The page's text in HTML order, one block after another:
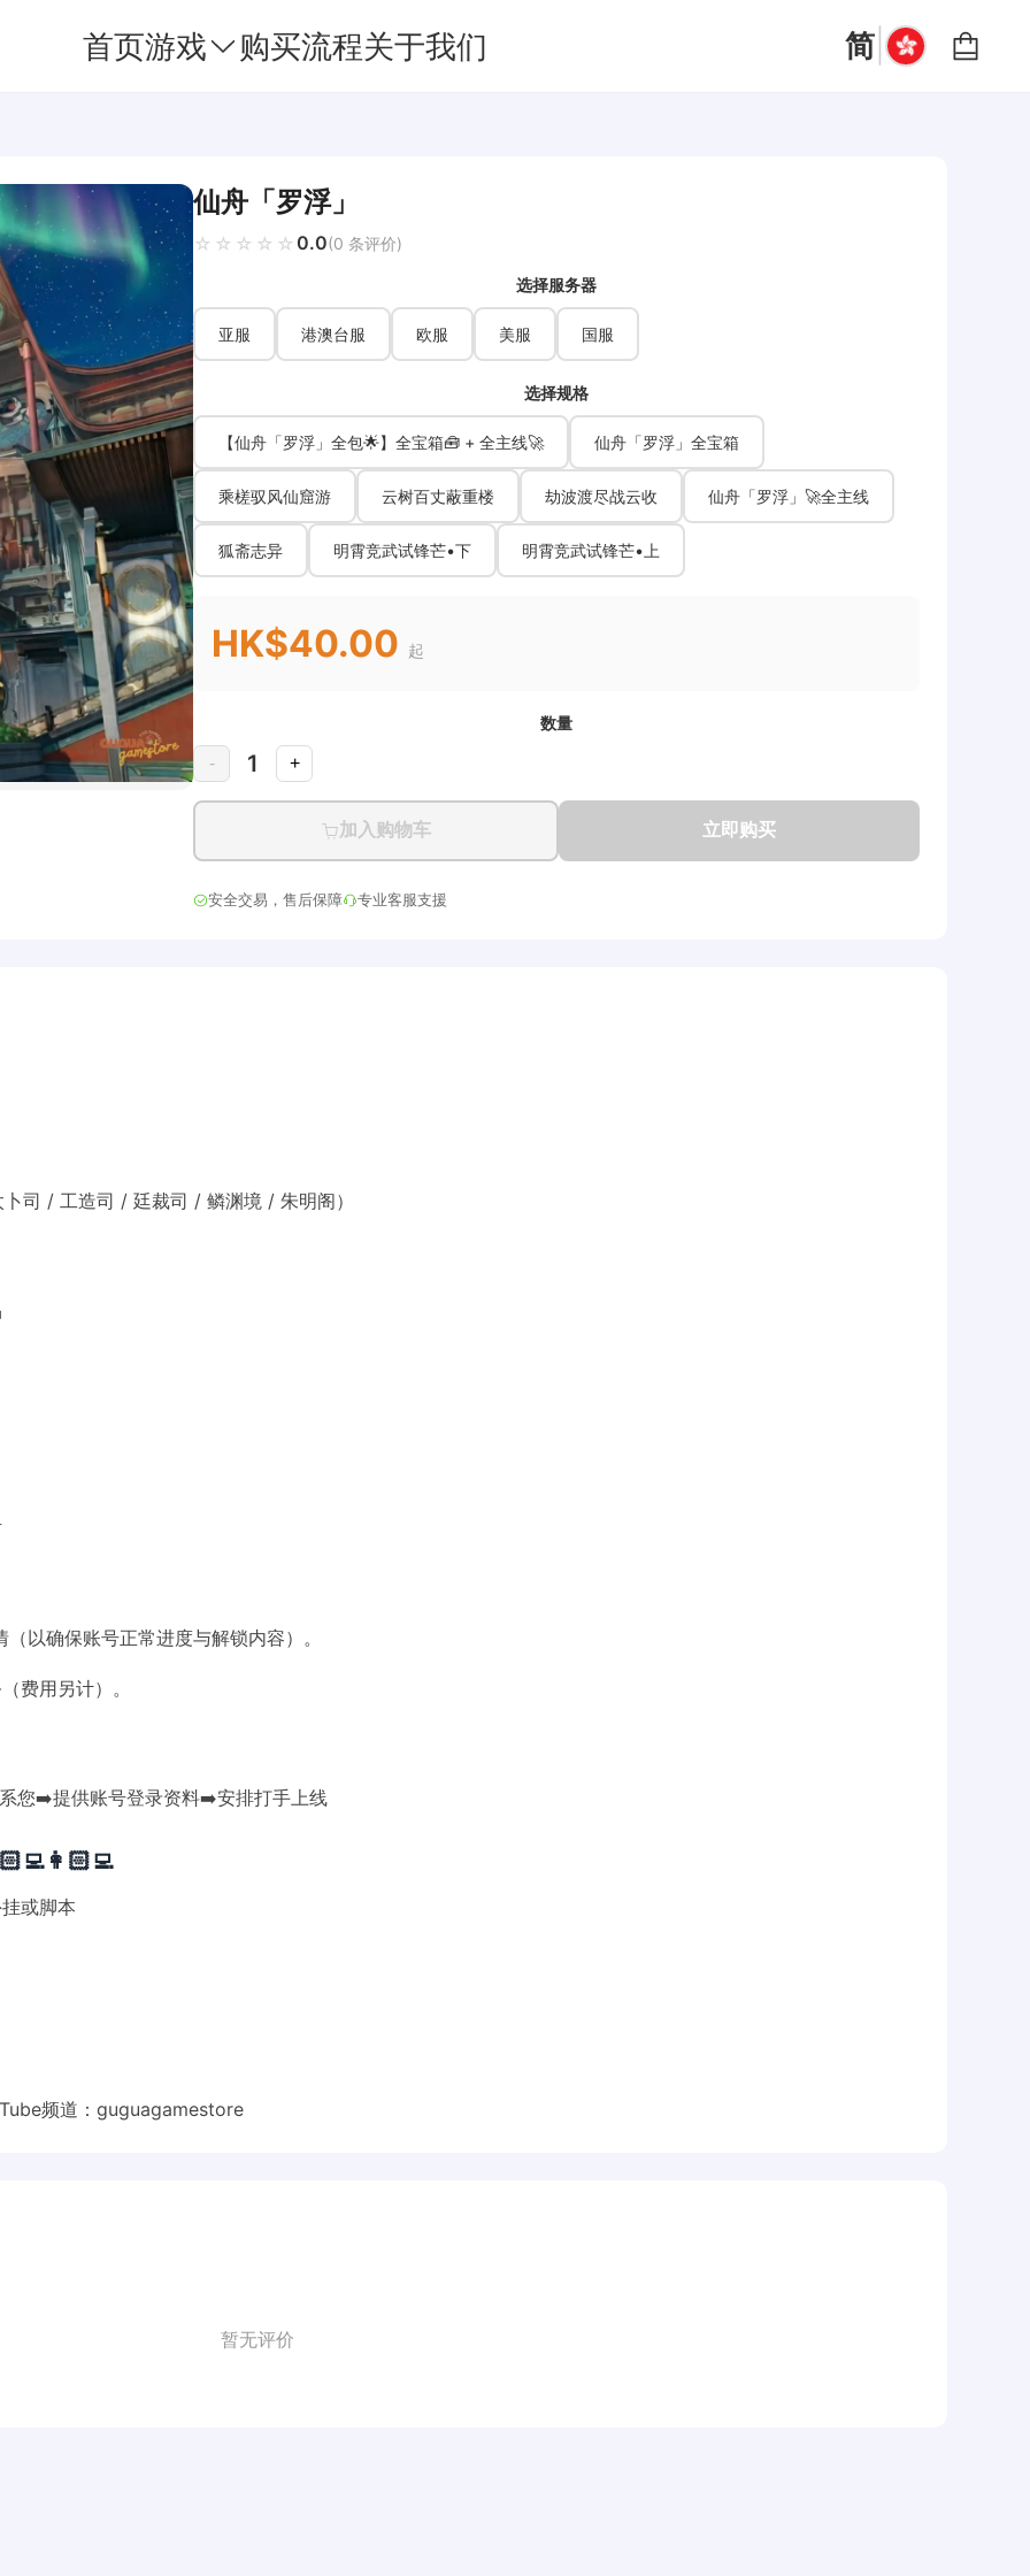
首页游戏 购买流程关于我们 简 |
仙舟「罗浮」
☆☆☆☆☆
★★★★★ 0.0(0 条评价)
选择服务器
亚服 港澳台服 欧服 美服 国服
选择规格
【仙舟「罗浮」全包🌟】全宝箱🧰 + 全主线🚀 仙舟「罗浮」全宝箱
乘槎驭风仙窟游 云树百丈蔽重楼 劫波渡尽战云收 仙舟「罗浮」🚀全主线
狐斋志异 明霄竞武试锋芒•下 明霄竞武试锋芒•上
HK$40.00 起
数量
- 1 +
加入购物车 立即购买
安全交易，售后保障 专业客服支援
/ 工造司 / 廷裁司 / 鳞渊境 / 朱明阁）
确保账号正常进度与解锁内容）。
费用另计）。
➡️提供账号登录资料➡️安排打手上线
或脚本
频道： guguagamestore
暂无评价